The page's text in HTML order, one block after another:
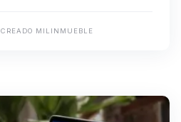
CREADO MILINMUEBLE